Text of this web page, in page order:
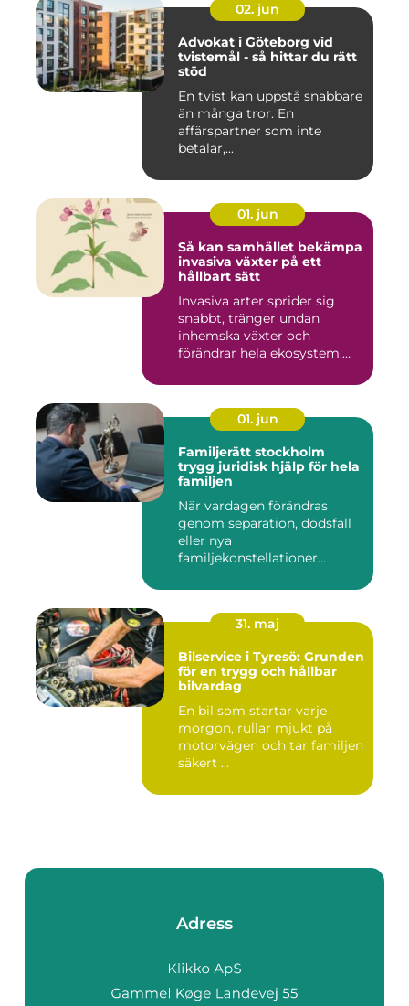
02. jun
Advokat i Göteborg vid
tvistemål - så hittar du rätt
stöd
En tvist kan uppstå snabbare
än många tror. En
affärspartner som inte
betalar,...
01. jun
Så kan samhället bekämpa
invasiva växter på ett
hållbart sätt
Invasiva arter sprider sig
snabbt, tränger undan
inhemska växter och
förändrar hela ekosystem.
01. jun
Familjerätt stockholm
trygg juridisk hjälp för hela
familjen
När vardagen förändras
genom separation, dödsfall
eller nya
familjekonstellationer
31. maj
Bilservice i Tyresö: Grunden
för en trygg och hållbar
bilvardag
En bil som startar varje
morgon, rullar mjukt på
motorvägen och tar familjen
säkert ...
Adress